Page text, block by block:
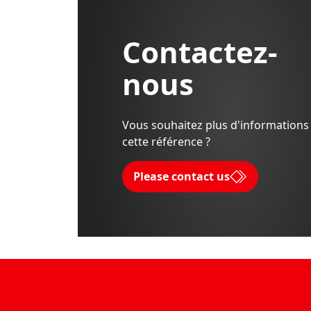
Contactez-
nous
Vous souhaitez plus
cette référence ?
Please contact us